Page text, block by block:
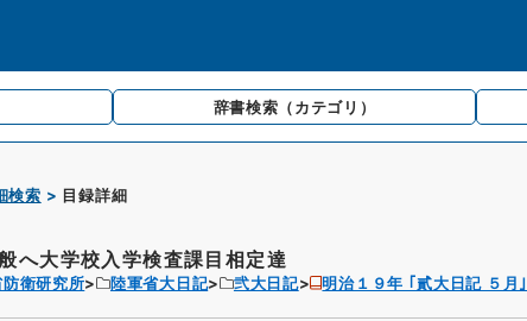
辞書検索 （カテゴリ）
検索 目録詳細
へ大学校入学検査課目相定達
衛研究所 陸軍省大日記 弐大日記 明治１９年 ｢貳大日記 ５月｣